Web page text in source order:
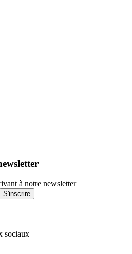
à notre newsletter
S'inscrire
sociaux